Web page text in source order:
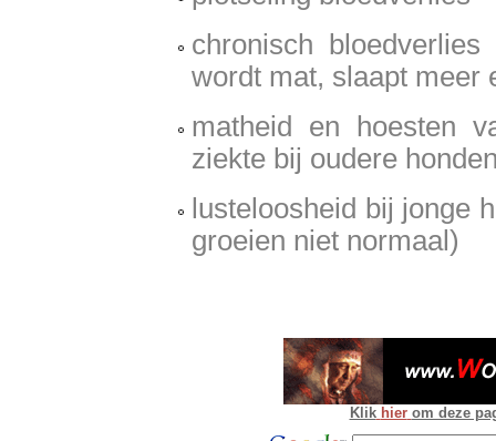
chronisch
wordt mat, slaapt meer
matheid en hoesten
ziekte bij oudere
lusteloosheid bij jonge
groeien niet normaal)
Klik hier om deze